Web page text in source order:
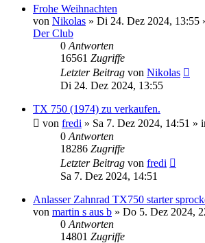
Frohe Weihnachten
von Nikolas » Di 24. Dez 2024, 13:55
Der Club
0 Antworten
16561 Zugriffe
Letzter Beitrag von Nikolas
Di 24. Dez 2024, 13:55
TX 750 (1974) zu verkaufen.
von fredi » Sa 7. Dez 2024, 14:51 »
0 Antworten
18286 Zugriffe
Letzter Beitrag von fredi
Sa 7. Dez 2024, 14:51
Anlasser Zahnrad TX750 starter
von martin s aus b » Do 5. Dez 2024,
0 Antworten
14801 Zugriffe